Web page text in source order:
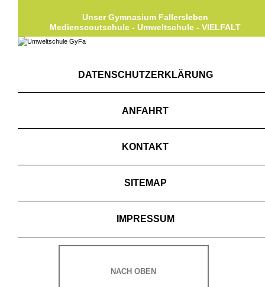
Unser Gymnasium Fallersleben
Medienscoutschule - Umweltschule - VIELFALT
DATENSCHUTZERKLÄRUNG
ANFAHRT
KONTAKT
SITEMAP
IMPRESSUM
NACH OBEN